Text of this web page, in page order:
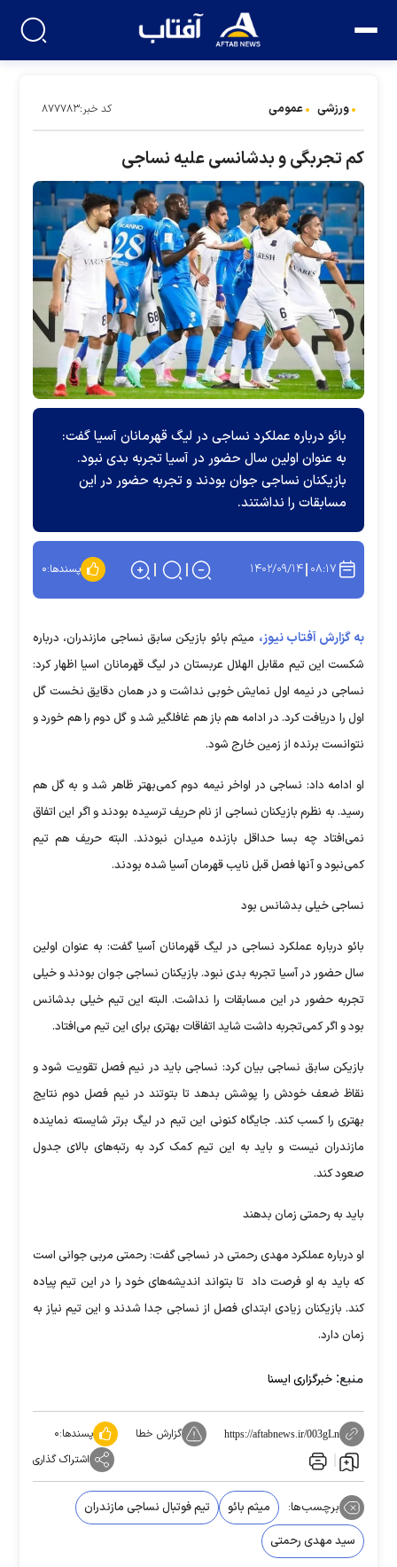
ورزشی عمومی کد خبر:۸۷۷۷۸۳
کم تجربگی و بدشانسی علیه نساجی
بائو درباره عملکرد نساجی در لیگ قهرمانان آسیا گفت:
به عنوان اولین سال حضور در آسیا تجربه بدی نبود.
بازیکنان نساجی جوان بودند و تجربه حضور در این
مسابقات را نداشتند.
۰۸:۱۷ ۱۴۰۲/۰۹/۱۴ پسندها:۰
به گزارش آفتاب نیوز، میثم بائو بازیکن سابق نساجی مازندران، درباره
شکست این تیم مقابل الهلال عربستان در لیگ قهرمانان اسیا اظهار کرد:
نساجی در نیمه اول نمایش خوبی نداشت و در همان دقایق نخست گل
اول را دریافت کرد. در ادامه هم باز هم غافلگیر شد و گل دوم را هم خورد و
نتوانست برنده از زمین خارج شود.
او ادامه داد: نساجی در اواخر نیمه دوم کمی‌بهتر ظاهر شد و به گل هم
رسید. به نظرم بازیکنان نساجی از نام حریف ترسیده بودند و اگر این اتفاق
نمی‌افتاد چه بسا حداقل بازنده میدان نبودند. البته حریف هم تیم
کمی‌نبود و آنها فصل قبل نایب قهرمان آسیا شده بودند.
نساجی خیلی بدشانس بود
بائو درباره عملکرد نساجی در لیگ قهرمانان آسیا گفت: به عنوان اولین
سال حضور در آسیا تجربه بدی نبود. بازیکنان نساجی جوان بودند و خیلی
تجربه حضور در این مسابقات را نداشت. البته این تیم خیلی بدشانس
بود و اگر کمی‌تجربه داشت شاید اتفاقات بهتری برای این تیم می‌افتاد.
بازیکن سابق نساجی بیان کرد: نساجی باید در نیم فصل تقویت شود و
نقاظ ضعف خودش را پوشش بدهد تا بتوتند در نیم فصل دوم نتایج
بهتری را کسب کند. جایگاه کنونی این تیم در لیگ برتر شایسته نماینده
مازندران نیست و باید به این تیم کمک کرد به رتبه‌های بالای جدول
صعود کند.
باید به رحمتی زمان بدهند
او درباره عملکرد مهدی رحمتی در نساجی گفت: رحمتی مربی جوانی است
که باید به او فرصت داد تا بتواند اندیشه‌های خود را در این تیم پیاده
کند. بازیکنان زیادی ابتدای فصل از نساجی جدا شدند و این تیم نیاز به
زمان دارد.
منبع: خبرگزاری ایسنا
https://aftabnews.ir/003gLn گزارش خطا پسندها:۰
اشتراک گذاری
برچسب‌ها: میثم بائو
تیم فوتبال نساجی مازندران
سید مهدی رحمتی